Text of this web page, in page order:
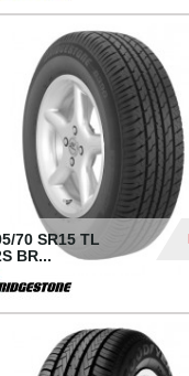
70 SR15 TL
BR...